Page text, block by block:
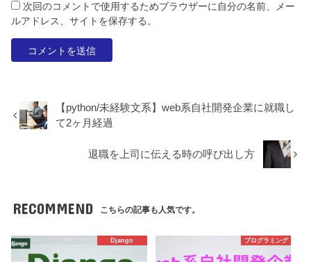
次回のコメントで使用するためブラウザーに自分の名前、メー
ルアドレス、サイトを保存する。
【python/未経験文系】web系自社開発企業に就職し
て2ヶ月経過
退職を上司に伝える時の呼び出し方
RECOMMEND こちらの記事も人気です。
Django プログラミング